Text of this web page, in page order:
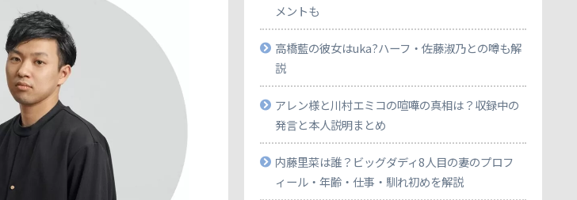
メントも
高橋藍の彼女はuka?ハーフ・佐藤淑乃との噂も解
説
アレン様と川村エミコの喧嘩の真相は？収録中の
発言と本人説明まとめ
内藤里菜は誰？ビッグダディ8人目の妻のプロフ
ィール・年齢・仕事・馴れ初めを解説